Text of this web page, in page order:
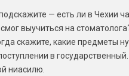
— есть ли в Чехии
выучиться на
скажите, какие предметы
в
ниасилю.